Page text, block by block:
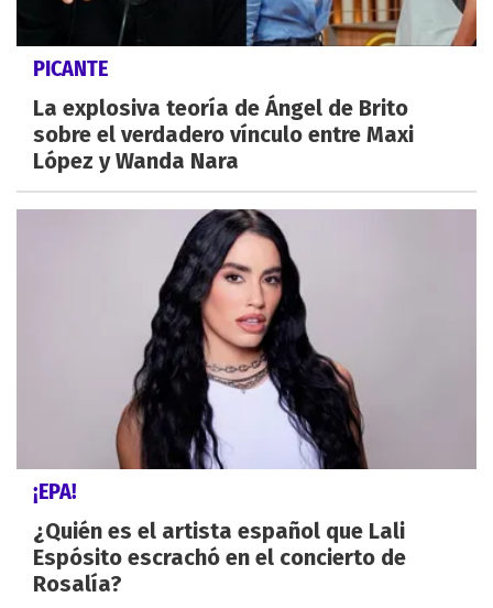
PICANTE
La explosiva teoría de Ángel de Brito
sobre el verdadero vínculo entre Maxi
López y Wanda Nara
¡EPA!
¿Quién es el artista español que Lali
Espósito escrachó en el concierto de
Rosalía?